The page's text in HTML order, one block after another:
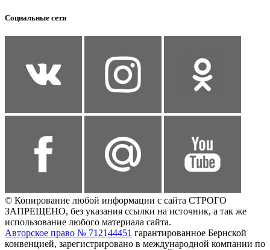
Социальные сети
© Копирование любой информации с сайта СТРОГО
ЗАПРЕЩЕНО, без указания ссылки на источник, а так же
использование любого материала сайта.
Авторское право № 712144451 гарантированное Бернской
конвенцией, зарегистрировано в международной компании по